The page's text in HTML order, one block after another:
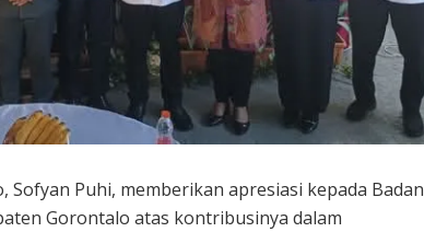
Sofyan Puhi, memberikan apresiasi kepada Badan
Gorontalo atas kontribusinya dalam